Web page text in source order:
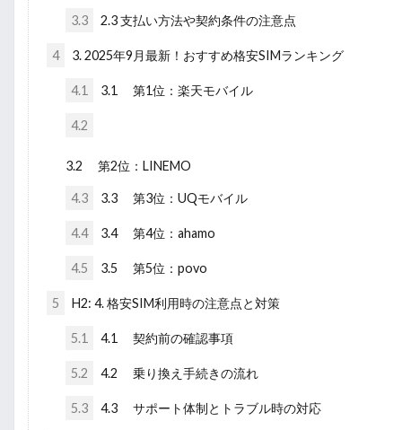
3.3 2.3 支払い方法や契約条件の注意点
4 3. 2025年9月最新！おすすめ格安SIMランキング
4.1 3.1 第1位：楽天モバイル
4.2
3.2 第2位：LINEMO
4.3 3.3 第3位：UQモバイル
4.4 3.4 第4位：ahamo
4.5 3.5 第5位：povo
5 H2: 4. 格安SIM利用時の注意点と対策
5.1 4.1 契約前の確認事項
5.2 4.2 乗り換え手続きの流れ
5.3 4.3 サポート体制とトラブル時の対応